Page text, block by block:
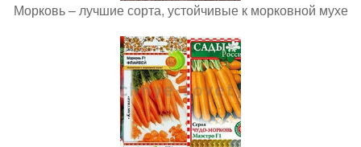
Морковь – лучшие сорта, устойчивые к морковной мухе